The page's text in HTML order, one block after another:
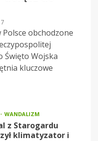
obchodzone
Święto Wojska
kluczowe
WANDALIZM
z Starogardu
klimatyzator i